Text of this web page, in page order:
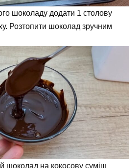
шоколаду додати 1 столову
Розтопити шоколад зручним
шоколад на кокосову суміш